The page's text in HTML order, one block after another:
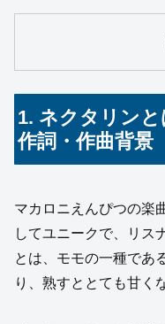
1. ネクタリン
作詞・作曲背景
マカロニえんぴつの楽
してユニークで、リス
とは、モモの一種であ
り、熟すととても甘く